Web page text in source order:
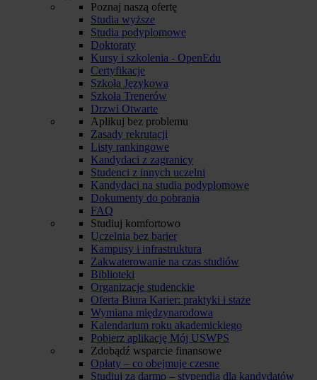
Poznaj naszą ofertę
Studia wyższe
Studia podyplomowe
Doktoraty
Kursy i szkolenia - OpenEdu
Certyfikacje
Szkoła Językowa
Szkoła Trenerów
Drzwi Otwarte
Aplikuj bez problemu
Zasady rekrutacji
Listy rankingowe
Kandydaci z zagranicy
Studenci z innych uczelni
Kandydaci na studia podyplomowe
Dokumenty do pobrania
FAQ
Studiuj komfortowo
Uczelnia bez barier
Kampusy i infrastruktura
Zakwaterowanie na czas studiów
Biblioteki
Organizacje studenckie
Oferta Biura Karier: praktyki i staże
Wymiana międzynarodowa
Kalendarium roku akademickiego
Pobierz aplikację Mój USWPS
Zdobądź wsparcie finansowe
Opłaty – co obejmuje czesne
Studiuj za darmo – stypendia dla kandydatów